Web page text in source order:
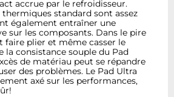
accrue par le refroidisseur.
standard sont assez
également entraîner une
sur les composants. Dans le pire
faire plier et même casser le
la consistance souple du Pad
de matériau peut se répandre
des problèmes. Le Pad Ultra
axé sur les performances,